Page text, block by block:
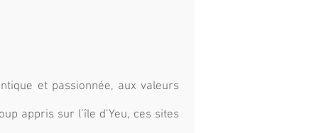
et passionnée, aux valeurs
appris sur l’île d’Yeu, ces sites